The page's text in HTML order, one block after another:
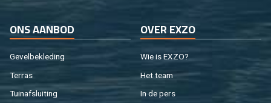
ONS AAN­BOD
Ge­vel­be­kle­ding
Ter­ras
Tuin­af­slui­ting
OVER EXZO
Wie is EXZO?
Het team
In de pers